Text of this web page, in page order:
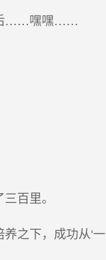
……嘿嘿……
百里。
下，成功从‘一